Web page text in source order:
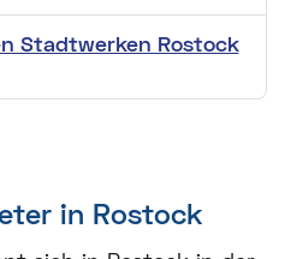
Stadtwerken Rostock
in Rostock